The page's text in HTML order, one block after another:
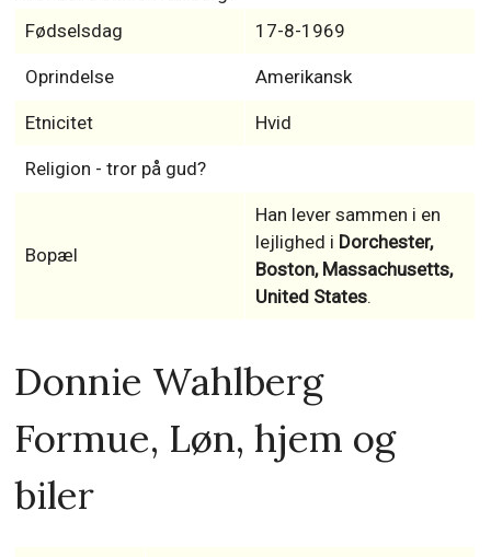
Fødselsdag
17-8-1969
Oprindelse Amerikansk
Etnicitet Hvid
Religion - tror på gud?
Bopæl
Han lever sammen i en
lejlighed i Dorchester,
Boston, Massachusetts,
United States.
Donnie Wahlberg
Formue, Løn, hjem og
biler